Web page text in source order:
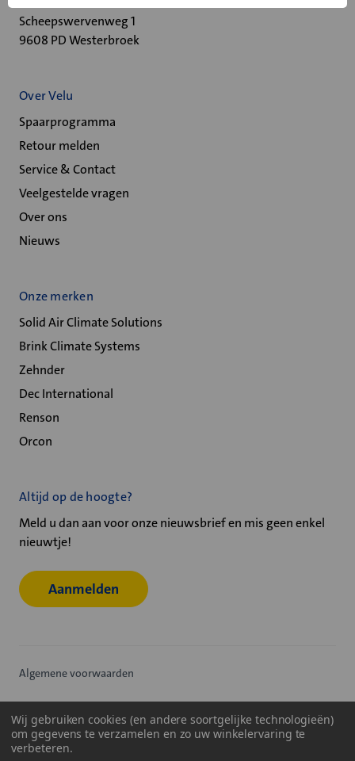
Scheepswervenweg 1
9608 PD Westerbroek
Over Velu
Spaarprogramma
Retour melden
Service & Contact
Veelgestelde vragen
Over ons
Nieuws
Onze merken
Solid Air Climate Solutions
Brink Climate Systems
Zehnder
Dec International
Renson
Orcon
Altijd op de hoogte?
Meld u dan aan voor onze nieuwsbrief en mis geen enkel
nieuwtje!
Aanmelden
Algemene voorwaarden
Cookiebeleid
Wij gebruiken cookies (en andere soortgelijke technologieën)
om gegevens te verzamelen en zo uw winkelervaring te
verbeteren.